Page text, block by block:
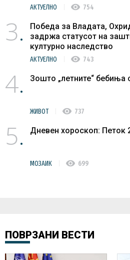
АКТУЕЛНО visibility 754
3
Победа за Владата,
задржа статусот на
културно наследство
АКТУЕЛНО visibility 743
4 Зошто „летните“ бебиња
ЖИВОТ visibility 737
5 Дневен хороскоп: Петок
МОЗАИК visibility 699
ПОВРЗАНИ ВЕСТИ